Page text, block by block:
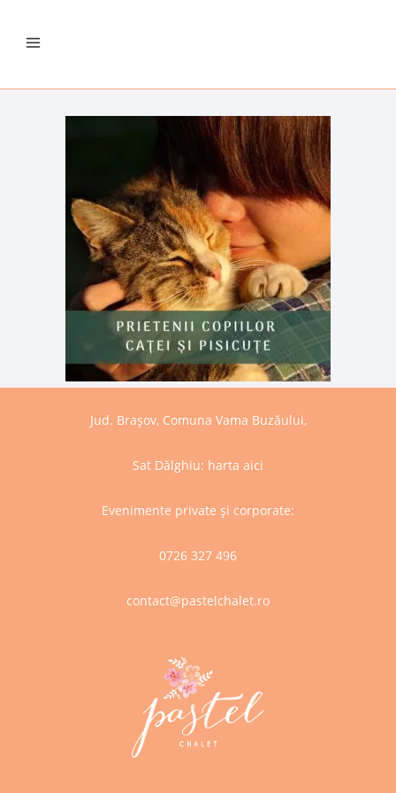
Jud. Brașov, Comuna Vama Buzăului,
Sat Dălghiu: harta aici
Evenimente private și corporate:
0726 327 496
contact@pastelchalet.ro